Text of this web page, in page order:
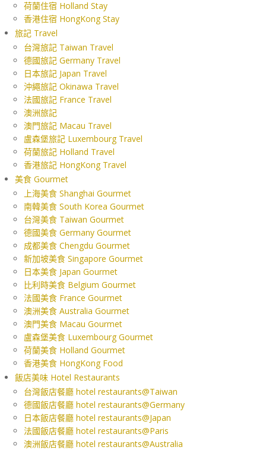
荷蘭住宿 Holland Stay
香港住宿 HongKong Stay
旅記 Travel
台灣旅記 Taiwan Travel
德國旅記 Germany Travel
日本旅記 Japan Travel
沖繩旅記 Okinawa Travel
法國旅記 France Travel
澳洲旅記
澳門旅記 Macau Travel
盧森堡旅記 Luxembourg Travel
荷蘭旅記 Holland Travel
香港旅記 HongKong Travel
美食 Gourmet
上海美食 Shanghai Gourmet
南韓美食 South Korea Gourmet
台灣美食 Taiwan Gourmet
德國美食 Germany Gourmet
成都美食 Chengdu Gourmet
新加坡美食 Singapore Gourmet
日本美食 Japan Gourmet
比利時美食 Belgium Gourmet
法國美食 France Gourmet
澳洲美食 Australia Gourmet
澳門美食 Macau Gourmet
盧森堡美食 Luxembourg Gourmet
荷蘭美食 Holland Gourmet
香港美食 HongKong Food
飯店美味 Hotel Restaurants
台灣飯店餐廳 hotel restaurants@Taiwan
德國飯店餐廳 hotel restaurants@Germany
日本飯店餐廳 hotel restaurants@Japan
法國飯店餐廳 hotel restaurants@Paris
澳洲飯店餐廳 hotel restaurants@Australia